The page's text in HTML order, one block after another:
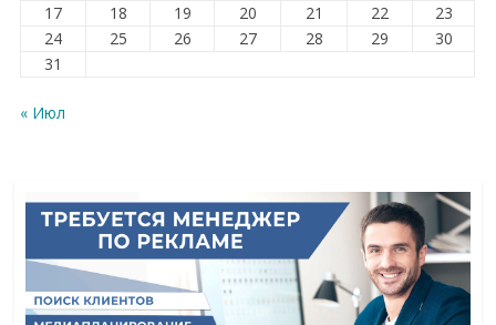
17
18 19 20 21 22
23
24
25 26 27 28 29
30
31
« Июл